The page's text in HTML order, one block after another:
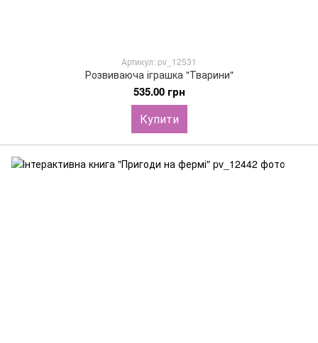
Артикул: pv_12531
Розвиваюча іграшка "Тварини"
535.00 грн
Купити